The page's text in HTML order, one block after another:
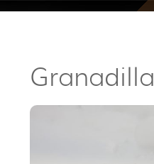
Granadilla